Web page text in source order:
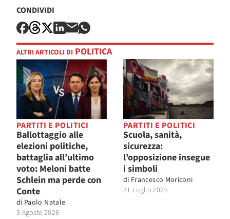
CONDIVIDI
ALTRI ARTICOLI DI POLITICA
PARTITI E POLITICI
Ballottaggio alle
elezioni politiche,
battaglia all’ultimo
voto: Meloni batte
Schlein ma perde con
Conte
di Paolo Natale
3 Agosto 2026
PARTITI E POLITICI
Scuola, sanità,
sicurezza:
l’opposizione insegue
i simboli
di Francesco Moriconi
31 Luglio 2026